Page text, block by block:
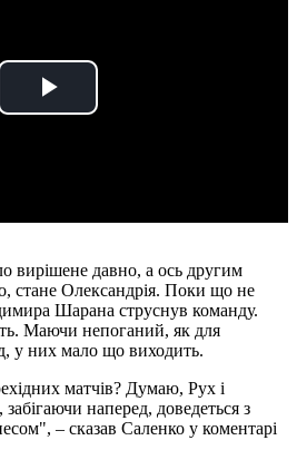
Play
вирішене давно, а ось другим
стане Олександрія. Поки що не
Шарана струснув команду.
Маючи непоганий, як для
у них мало що виходить.
матчів? Думаю, Рух і
наперед, доведеться з
– сказав Саленко у коментарі